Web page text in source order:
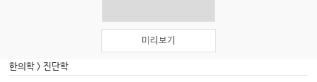
미리보기
한의학 >진단학